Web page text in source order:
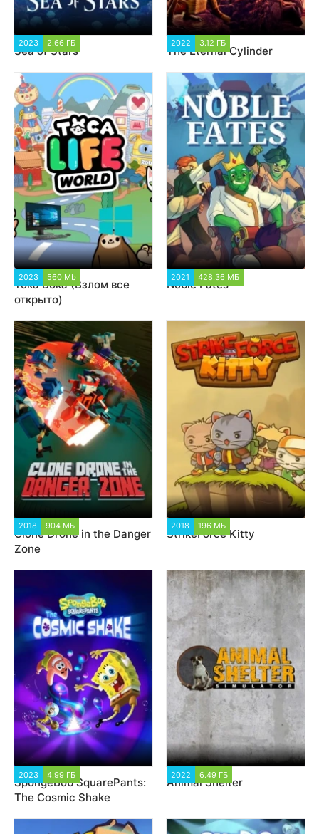
2023 2.66 ГБ
Sea of Stars
2022 3.12 ГБ
The Eternal Cylinder
2023 560 Mb
Тока Бока (Взлом все
открыто)
2021 428.36 МБ
Noble Fates
2018 904 МБ
Clone Drone in the Danger
Zone
2018 196 МБ
StrikeForce Kitty
2023 4.99 ГБ
SpongeBob SquarePants:
The Cosmic Shake
2022 6.49 ГБ
Animal Shelter